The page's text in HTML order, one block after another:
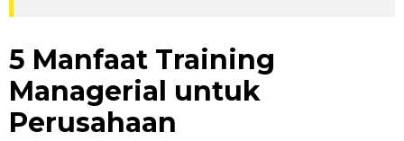
5 Manfaat Training
Managerial untuk
Perusahaan